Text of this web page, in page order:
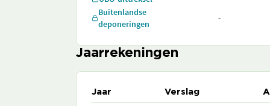
Buitenlandse
deponeringen
-
Jaarrekeningen
Jaar Verslag